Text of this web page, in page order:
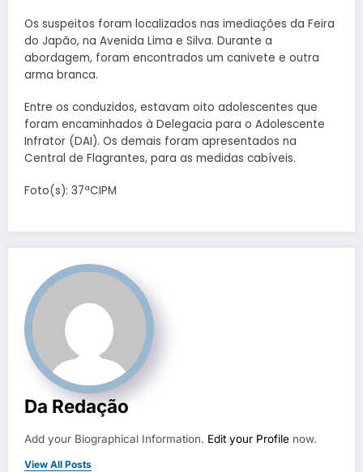
Os suspeitos foram localizados nas imediações da Feira
do Japão, na Avenida Lima e Silva. Durante a
abordagem, foram encontrados um canivete e outra
arma branca.
Entre os conduzidos, estavam oito adolescentes que
foram encaminhados à Delegacia para o Adolescente
Infrator (DAI). Os demais foram apresentados na
Central de Flagrantes, para as medidas cabíveis.
Foto(s): 37ªCIPM
Da Redação
Add your Biographical Information. Edit your Profile now.
View All Posts